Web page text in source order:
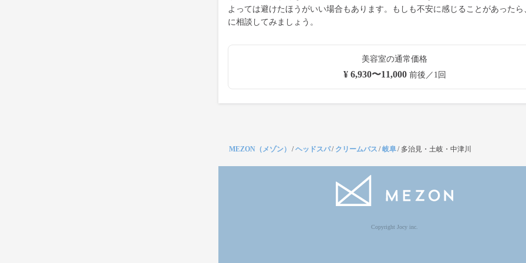
よっては避けたほうがいい場合もあります。もしも不安に感じることがあったら
に相談してみましょう。
美容室の通常価格
¥ 6,930〜11,000前後／1回
MEZON（メゾン） /ヘッドスパ/ クリームバス /岐阜/ 多治見・土岐・中津川
Copyright Jocy inc.